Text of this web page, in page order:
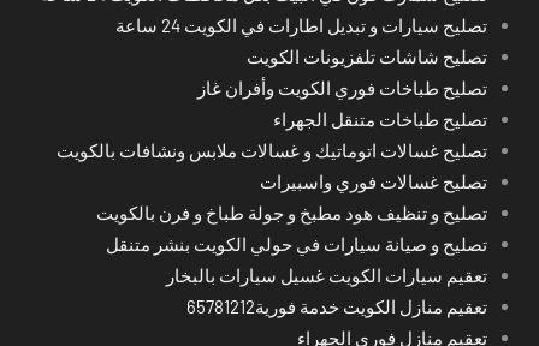
تصليح سيارات و تبديل اطارات في الكويت 24 ساعة
تصليح شاشات تلفزيونات الكويت
تصليح طباخات فوري الكويت وأفران غاز
تصليح طباخات متنقل الجهراء
تصليح غسالات اتوماتيك و غسالات ملابس ونشافات بالكويت
تصليح غسالات فوري واسبيرات
تصليح و تنظيف هود مطبخ و جولة طباخ و فرن بالكويت
تصليح و صيانة سيارات في حولي الكويت بنشر متنقل
تعقيم سيارات الكويت غسيل سيارات بالبخار
تعقيم منازل الكويت خدمة فورية65781212
تعقيم منازل فوري الجهراء